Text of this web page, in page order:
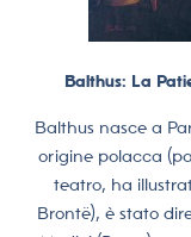
Balthus: La
Balthus nasce a
origine polacca
teatro, ha
Brontë), è stato